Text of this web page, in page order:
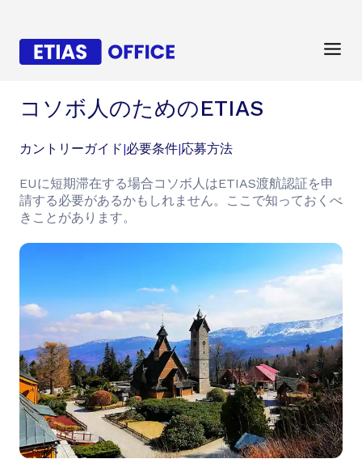
コソボ人のためのETIAS
カントリーガイド|必要条件|応募方法
EUに短期滞在する場合コソボ人はETIAS渡航認証を申
請する必要があるかもしれません。ここで知っておくべ
きことがあります。